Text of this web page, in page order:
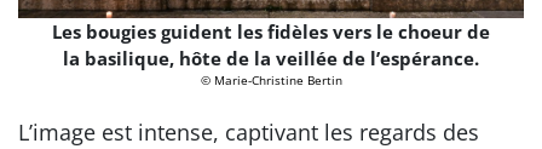
Les bougies guident les fidèles vers le choeur de
la basilique, hôte de la veillée de l’espérance.
© Marie-Christine Bertin
L’image est intense, captivant les regards des